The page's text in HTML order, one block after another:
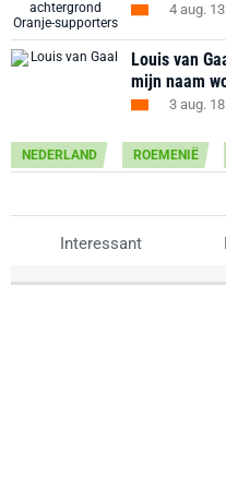
4 aug.
Louis van
mijn naam
3 aug.
NEDERLAND ROEMENIË
Interessant